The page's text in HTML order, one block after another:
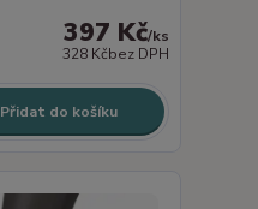
397 Kč/ks
328 Kčbez DPH
Přidat do košíku